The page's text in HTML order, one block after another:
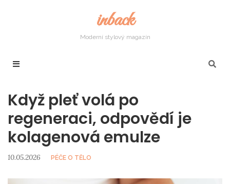
inback
Moderní stylový magazín
Když pleť volá po
regeneraci, odpovědí je
kolagenová emulze
10.05.2026 PÉČE O TĚLO